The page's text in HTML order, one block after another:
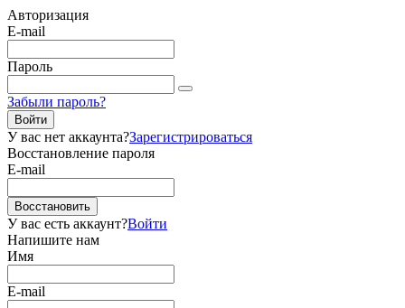
Авторизация
E-mail
Пароль
Забыли пароль?
Войти
У вас нет аккаунта?Зарегистрироваться
Восстановление пароля
E-mail
Восстановить
У вас есть аккаунт?Войти
Напишите нам
Имя
E-mail